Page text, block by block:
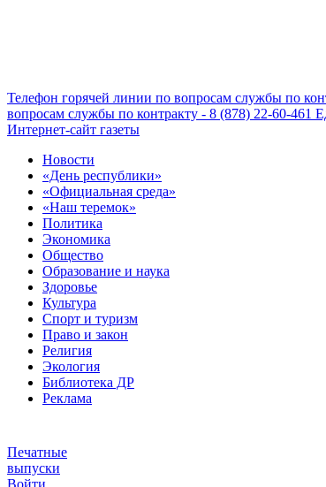
Телефон горячей линии по вопросам службы по
вопросам службы по контракту - 8 (878) 22-60-461
Интернет-сайт газеты
Новости
«День республики»
«Официальная среда»
«Наш теремок»
Политика
Экономика
Общество
Образование и наука
Здоровье
Культура
Спорт и туризм
Право и закон
Религия
Экология
Библиотека ДР
Реклама
Печатные
выпуски